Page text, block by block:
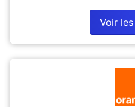
Voir